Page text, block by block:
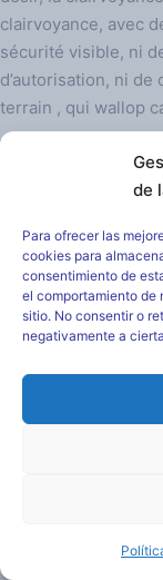
de
Para ofrecer las
cookies para
consentimiento de
el comportamiento de
sitio. No consentir o
negativamente a
clairvoyance, avec
sécurité visible, ni
d’autorisation, ni
terrain , qui wallop
Deja una
campos
Comentario*
Web